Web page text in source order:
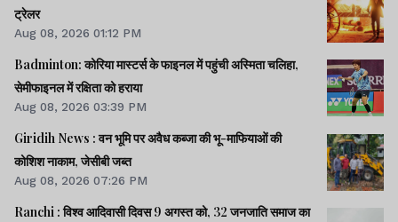
ट्रेलर
Aug 08, 2026 01:12 PM
Badminton: कोरिया मास्टर्स के फाइनल में पहुंची अस्मिता चलिहा,
सेमीफाइनल में रक्षिता को हराया
Aug 08, 2026 03:39 PM
Giridih News : वन भूमि पर अवैध कब्जा की भू-माफियाओं की
कोशिश नाकाम, जेसीबी जब्त
Aug 08, 2026 07:26 PM
Ranchi : विश्व आदिवासी दिवस 9 अगस्त को, 32 जनजाति समाज का